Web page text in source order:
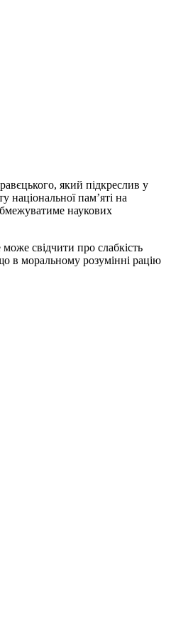
який підкреслив у
національної пам’яті на
наукових
свідчити про слабкість
в моральному розумінні рацію